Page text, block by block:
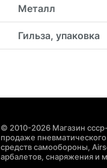
Металл
Гильза, упаковка
© 2010-2026 Магазин
продаже
средств самообороны,
арбалетов, снаряжения и